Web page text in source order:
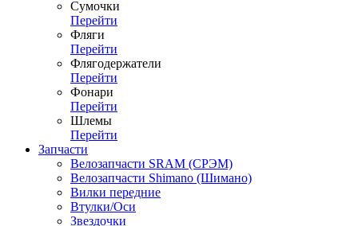
Сумочки
Перейти
Фляги
Перейти
Флягодержатели
Перейти
Фонари
Перейти
Шлемы
Перейти
Запчасти
Велозапчасти SRAM (СРЭМ)
Велозапчасти Shimano (Шимано)
Вилки передние
Втулки/Оси
Звездочки